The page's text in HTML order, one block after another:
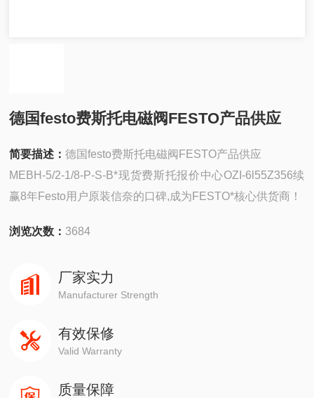
德国festo费斯托电磁阀FESTO产品供应
简要描述：德国festo费斯托电磁阀FESTO产品供应
MEBH-5/2-1/8-P-S-B*现货费斯托报价中心OZI-6l55Z356续
赢8年Festo用户原装信奈的口碑,成为FESTO*核心供货商！
浏览次数：3684
厂家实力
Manufacturer Strength
有效保修
Valid Warranty
质量保障